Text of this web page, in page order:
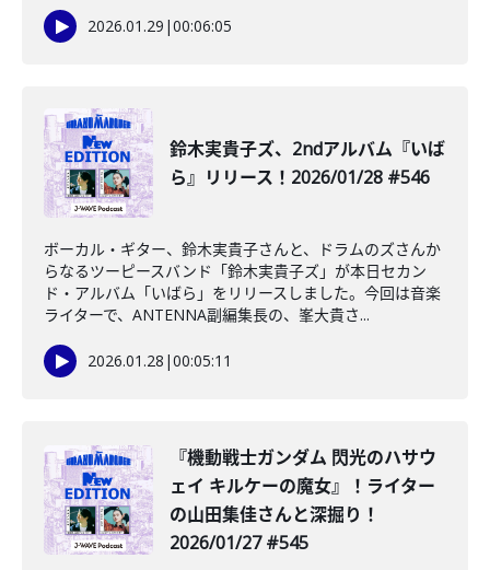
2026.01.29 |00:06:05
鈴木実貴子ズ、2ndアルバム『いば
ら』リリース！2026/01/28 #546
ボーカル・ギター、鈴木実貴子さんと、ドラムのズさんか
らなるツーピースバンド「鈴木実貴子ズ」が本日セカン
ド・アルバム「いばら」をリリースしました。今回は音楽
ライターで、ANTENNA副編集長の、峯大貴さ...
2026.01.28 |00:05:11
️『機動戦士ガンダム 閃光のハサウ
ェイ キルケーの魔女』！ライター
の山田集佳さんと深掘り！
2026/01/27 #545